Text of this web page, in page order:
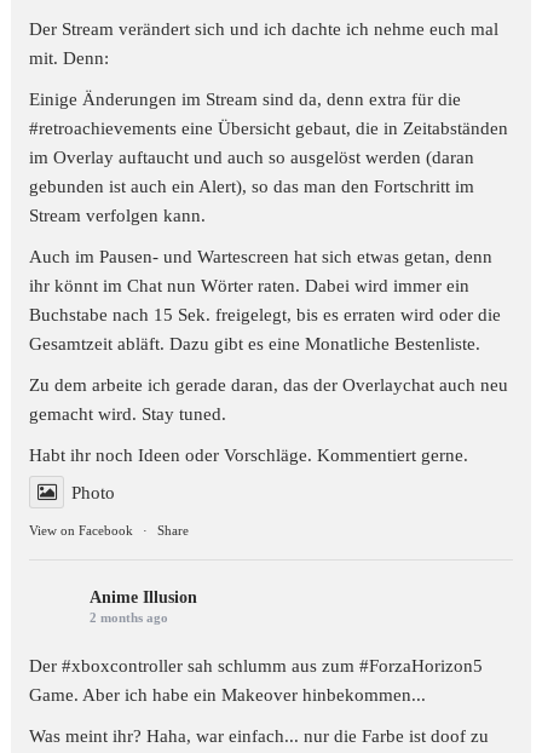
Der Stream verändert sich und ich dachte ich nehme euch mal
mit. Denn:
Einige Änderungen im Stream sind da, denn extra für die
#retroachievements eine Übersicht gebaut, die in Zeitabständen
im Overlay auftaucht und auch so ausgelöst werden (daran
gebunden ist auch ein Alert), so das man den Fortschritt im
Stream verfolgen kann.
Auch im Pausen- und Wartescreen hat sich etwas getan, denn
ihr könnt im Chat nun Wörter raten. Dabei wird immer ein
Buchstabe nach 15 Sek. freigelegt, bis es erraten wird oder die
Gesamtzeit abläft. Dazu gibt es eine Monatliche Bestenliste.
Zu dem arbeite ich gerade daran, das der Overlaychat auch neu
gemacht wird. Stay tuned.
Habt ihr noch Ideen oder Vorschläge. Kommentiert gerne.
Photo
View on Facebook · Share
Anime Illusion
2 months ago
Der #xboxcontroller sah schlumm aus zum#ForzaHorizon5
Game. Aber ich habe ein Makeover hinbekommen...
Was meint ihr? Haha, war einfach... nur die Farbe ist doof zu